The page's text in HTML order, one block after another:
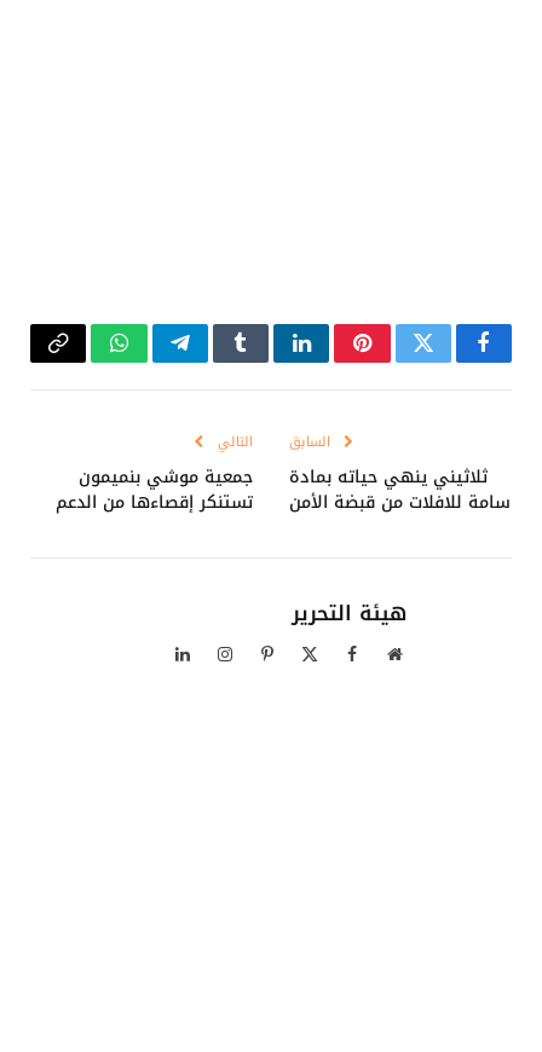
فيسبوكتويتر بينتيريستلينكدإنTumblrتيلقرامواتسابCopy
السابق
ثلاثيني ينهي حياته بمادة
سامة للافلات من قبضة الأمن
التالي
جمعية موشي بنميمون
تستنكر إقصاءها من الدعم
هيئة التحرير
موقع فيسبوك بينتيريستالانستغراملينكدإن